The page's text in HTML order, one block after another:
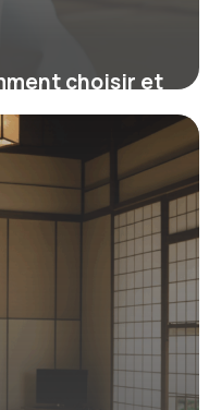
choisir et
efficacement